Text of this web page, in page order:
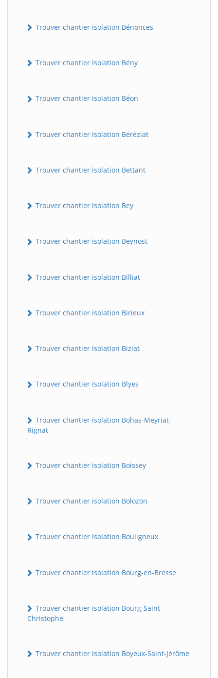
Trouver chantier isolation Bénonces
Trouver chantier isolation Bény
Trouver chantier isolation Béon
Trouver chantier isolation Béréziat
Trouver chantier isolation Bettant
Trouver chantier isolation Bey
Trouver chantier isolation Beynost
Trouver chantier isolation Billiat
Trouver chantier isolation Birieux
Trouver chantier isolation Biziat
Trouver chantier isolation Blyes
Trouver chantier isolation Bohas-Meyriat-
Rignat
Trouver chantier isolation Boissey
Trouver chantier isolation Bolozon
Trouver chantier isolation Bouligneux
Trouver chantier isolation Bourg-en-Bresse
Trouver chantier isolation Bourg-Saint-
Christophe
Trouver chantier isolation Boyeux-Saint-Jérôme